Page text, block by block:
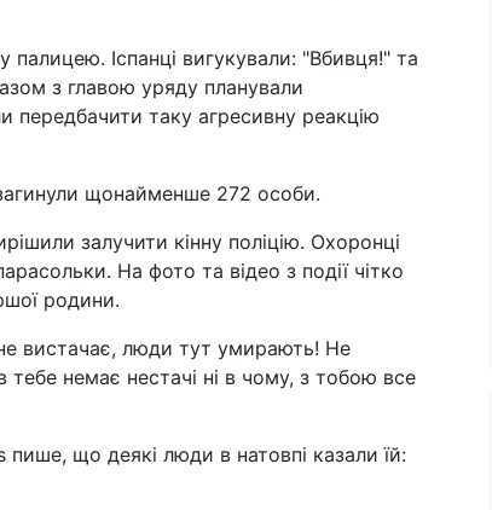
Іспанці вигукували: "Вбивця!" та
з главою уряду планували
передбачити таку агресивну реакцію
щонайменше 272 особи.
залучити кінну поліцію. Охоронці
На фото та відео з події чітко
родини.
вистачає, люди тут умирають! Не
немає нестачі ні в чому, з тобою все
пише, що деякі люди в натовпі казали їй: